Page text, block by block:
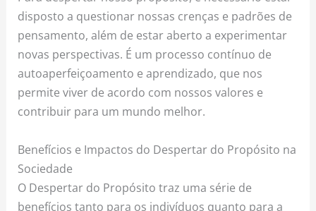
disposto a questionar nossas crenças e padrões de
pensamento, além de estar aberto a experimentar
novas perspectivas. É um processo contínuo de
autoaperfeiçoamento e aprendizado, que nos
permite viver de acordo com nossos valores e
contribuir para um mundo melhor.
Benefícios e Impactos do Despertar do Propósito na
Sociedade
O Despertar do Propósito traz uma série de
benefícios tanto para os indivíduos quanto para a